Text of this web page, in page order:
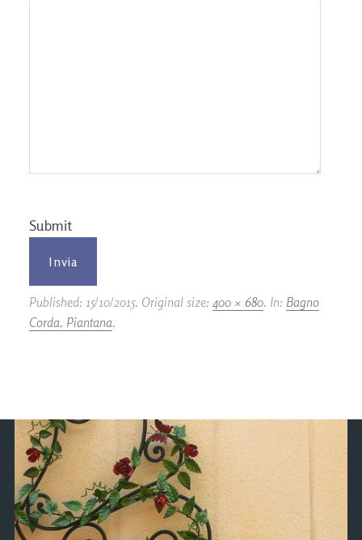
Submit
Published: 15/10/2015. Original size: 400 × 680. In: Bagno
Corda. Piantana.